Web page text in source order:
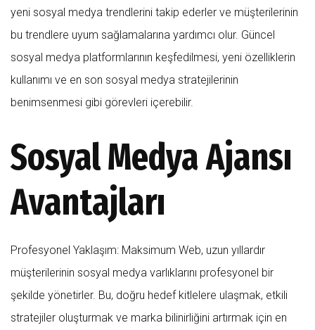
yeni sosyal medya trendlerini takip ederler ve müşterilerinin
bu trendlere uyum sağlamalarına yardımcı olur. Güncel
sosyal medya platformlarının keşfedilmesi, yeni özelliklerin
kullanımı ve en son sosyal medya stratejilerinin
benimsenmesi gibi görevleri içerebilir.
Sosyal Medya Ajansı
Avantajları
Profesyonel Yaklaşım: Maksimum Web, uzun yıllardır
müşterilerinin sosyal medya varlıklarını profesyonel bir
şekilde yönetirler. Bu, doğru hedef kitlelere ulaşmak, etkili
stratejiler oluşturmak ve marka bilinirliğini artırmak için en